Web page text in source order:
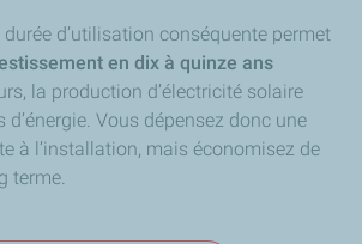
d’utilisation conséquente permet
en dix à quinze ans
la production d’électricité solaire
d’énergie. Vous dépensez donc une
à l’installation, mais économisez de
terme.